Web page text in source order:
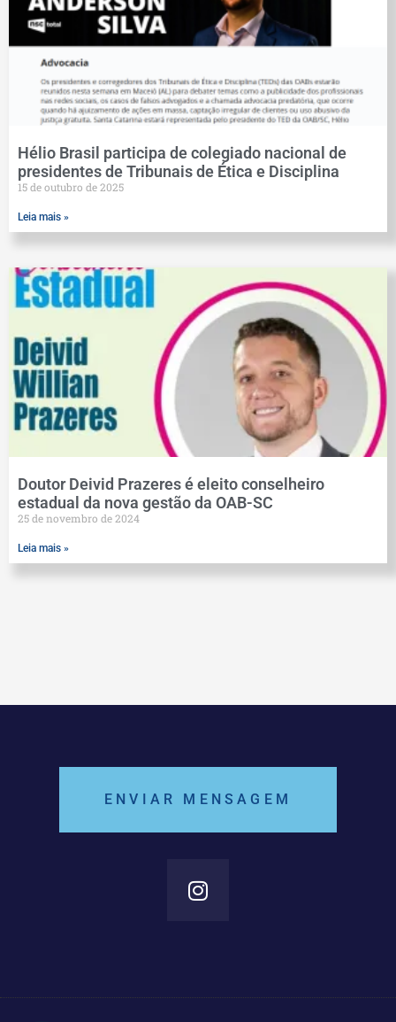
Hélio Brasil participa de colegiado nacional de
presidentes de Tribunais de Ética e Disciplina
15 de outubro de 2025
Leia mais »
Doutor Deivid Prazeres é eleito conselheiro
estadual da nova gestão da OAB-SC
25 de novembro de 2024
Leia mais »
ENVIAR MENSAGEM